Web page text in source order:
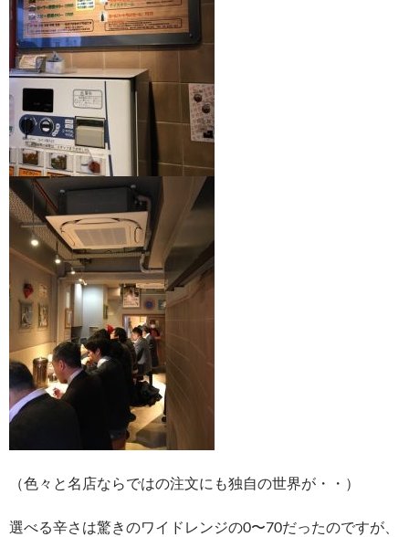
（色々と名店ならではの注文にも独自の世界が・・）
選べる辛さは驚きのワイドレンジの0〜70だったのですが、